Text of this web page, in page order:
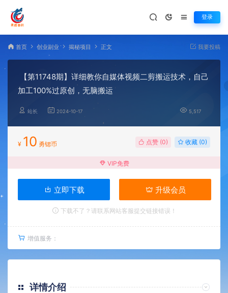
登录
首页 创业副业 揭秘项目 正文 我要投稿
【第11748期】详细教你自媒体视频二剪搬运技术，自己
加工100%过原创，无脑搬运
站长 2024-10-17 5,517
¥ 10 勇锶币 点赞 (0) 收藏 (0)
VIP免费
立即下载 升级会员
下载不了？请联系网站客服提交链接错误！
增值服务：
详情介绍